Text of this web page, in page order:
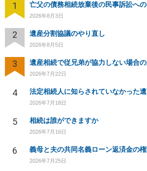
1
2026年8月3日
2 遺産分割協議のやり直し
2026年8月5日
3 遺産相続で従兄弟が協力しない場合
2026年7月22日
4 法定相続人に知らされていなかった
2026年7月18日
5 相続は誰ができますか
2026年7月16日
6 義母と夫の共同名義ローン返済金の
2026年7月25日